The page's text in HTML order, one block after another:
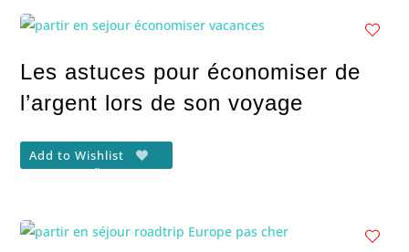
Les astuces pour économiser de
l’argent lors de son voyage
Add to Wishlist